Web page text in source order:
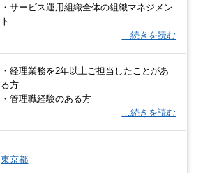
・サービス運用組織全体の組織マネジメン
ト
…続きを読む
・経理業務を2年以上ご担当したことがあ
る方
・管理職経験のある方
…続きを読む
東京都